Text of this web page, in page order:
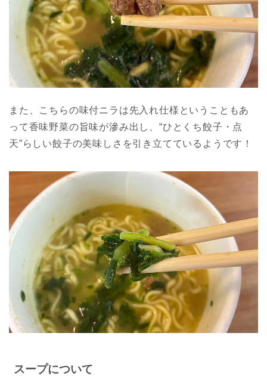
また、こちらの味付ニラは先入れ仕様ということもあ
って香味野菜の旨味が滲み出し、“ひとくち餃子・点
天”らしい餃子の美味しさを引き立てているようです！
スープについて